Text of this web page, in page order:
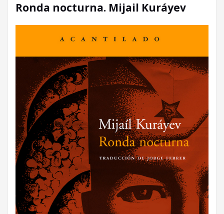
Ronda nocturna. Mijail Kuráyev